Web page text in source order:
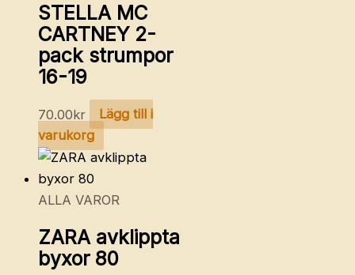
STELLA MC
CARTNEY 2-
pack strumpor
16-19
70.00kr
Lägg till i
varukorg
ALLA VAROR
ZARA avklippta
byxor 80